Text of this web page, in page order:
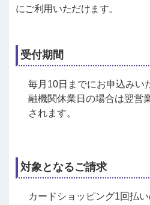
にご利用いただけます。
受付期間
毎月10日までにお申込みい
融機関休業日の場合は翌営
されます。
対象となるご請求
カードショッピング1回払